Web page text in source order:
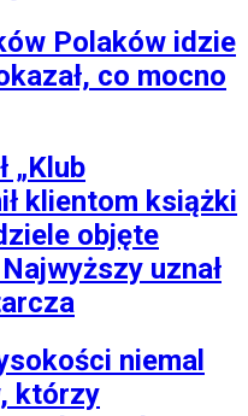
Polaków idzie
co mocno
„Klub
klientom książki
objęte
uznał
niemal
którzy